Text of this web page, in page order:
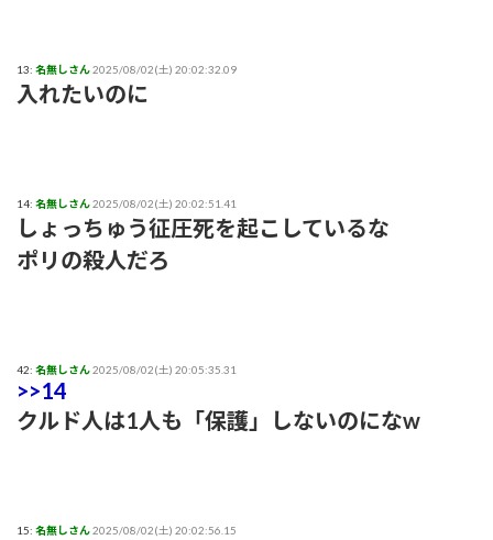
13: 名無しさん2025/08/02(土) 20:02:32.09
入れたいのに
14: 名無しさん2025/08/02(土) 20:02:51.41
しょっちゅう征圧死を起こしているな
ポリの殺人だろ
42: 名無しさん2025/08/02(土) 20:05:35.31
>>14
クルド人は1人も「保護」しないのになw
15: 名無しさん2025/08/02(土) 20:02:56.15